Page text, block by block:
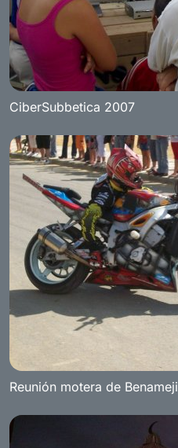
CiberSubbetica 2007
Reunión motera de Benameji